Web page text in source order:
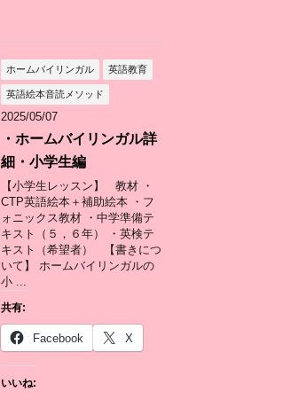
ホームバイリンガル 英語教育
英語絵本音読メソッド
2025/05/07
・ホームバイリンガル詳
細・小学生編
【小学生レッスン】 教材 ・
CTP英語絵本＋補助絵本 ・フ
ォニックス教材 ・中学準備テ
キスト（５，６年） ・英検テ
キスト（希望者） 【書きにつ
いて】 ホームバイリンガルの
小 ...
共有:
Facebook X
いいね: